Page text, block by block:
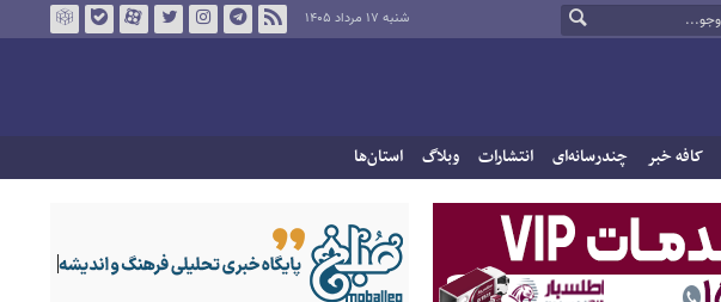
شنبه ۱۷ مرداد ۱۴۰۵
کافه خبر چندرسانه‌ای انتشارات وبلاگ استان‌ها